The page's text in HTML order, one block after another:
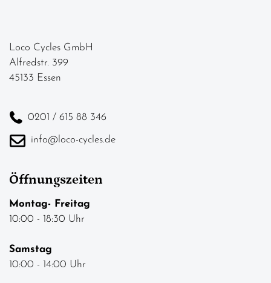
Loco Cycles GmbH
Alfredstr. 399
45133 Essen
0201 / 615 88 346
info@loco-cycles.de
Öffnungszeiten
Montag- Freitag
10:00 - 18:30 Uhr
Samstag
10:00 - 14:00 Uhr